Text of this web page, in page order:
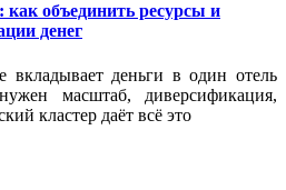
как объединить ресурсы и
денег
вкладывает деньги в один отель
масштаб, диверсификация,
кластер даёт всё это